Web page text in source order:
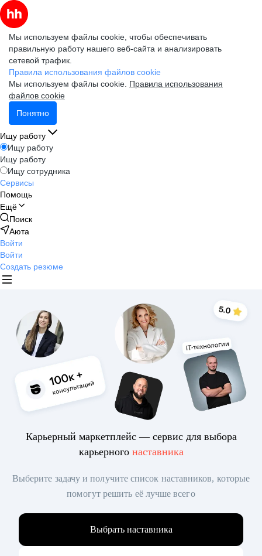
Мы используем файлы cookie, чтобы обеспечивать
правильную работу нашего веб-сайта и анализировать
сетевой трафик.
Правила использования файлов cookie
Мы используем файлы cookie. Правила использования
файлов cookie
Понятно
Ищу работу
Ищу работу
Ищу работу
Ищу сотрудника
Сервисы
Помощь
Ещё
Поиск
Аюта
Войти
Войти
Создать резюме
Карьерный маркетплейс — сервис для выбора
карьерного наставника
Выберите задачу и получите список наставников, которые
помогут решить её лучше всего
Выбрать наставника